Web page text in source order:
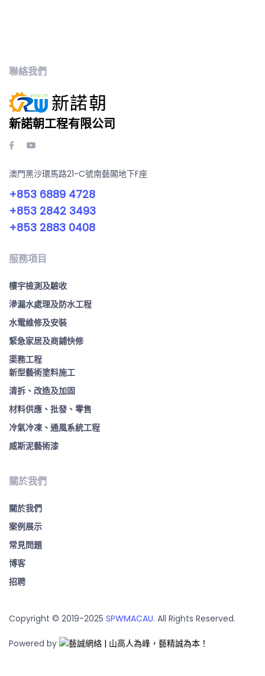
聯絡我們
新諾朝工程有限公司
澳門黑沙環馬路21-C號南藝閣地下F座
+853 6889 4728
+853 2842 3493
+853 2883 0408
服務項目
樓宇檢測及驗收
滲漏水處理及防水工程
水電維修及安裝
緊急家居及商鋪快修
渠務工程
新型藝術塗料施工
清拆、改造及加固
材料供應、批發、零售
冷氣冷凍、通風系統工程
威斯泥藝術漆
關於我們
關於我們
案例展示
常見問題
博客
招聘
Copyright © 2019-2025 SPWMACAU. All Rights Reserved.
Powered by